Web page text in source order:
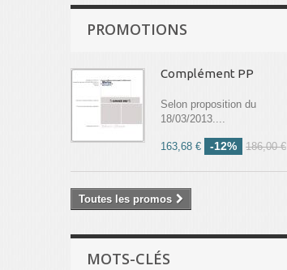
PROMOTIONS
Complément PP
Selon proposition du
18/03/2013....
163,68 € -12% 186,00 €
Toutes les promos
MOTS-CLÉS